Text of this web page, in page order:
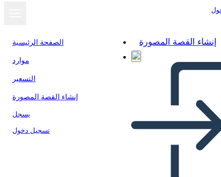
الصفحة الرئيسية
موارد
التسعير
إنشاء القصة المصورة
يسجل
تسجيل دخول
إنشاء القصة المصورة